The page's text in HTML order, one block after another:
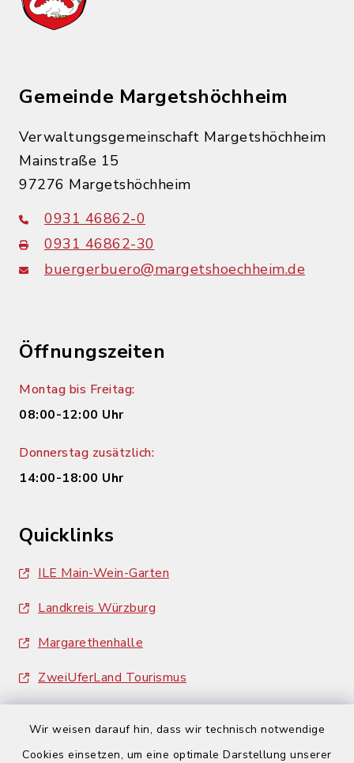
Wir weisen darauf hin, dass wir technisch notwendige
Cookies einsetzen, um eine optimale Darstellung unserer
Gemeinde Margetshöchheim
Verwaltungsgemeinschaft Margetshöchheim
Mainstraße 15
97276 Margetshöchheim
0931 46862-0
0931 46862-30
buergerbuero@margetshoechheim.de
Öffnungszeiten
Montag bis Freitag:
08:00-12:00 Uhr
Donnerstag zusätzlich:
14:00-18:00 Uhr
Quicklinks
ILE Main-Wein-Garten
Landkreis Würzburg
Margarethenhalle
ZweiUferLand Tourismus